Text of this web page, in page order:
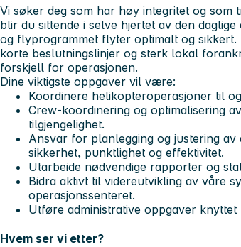
Vi søker deg som har høy integritet og
blir du sittende i selve hjertet av den
og flyprogrammet flyter optimalt og
korte beslutningslinjer og sterk lokal
forskjell for operasjonen.
Dine viktigste oppgaver vil være:
Koordinere helikopteroperasjoner til
Crew-koordinering og optimalisering
tilgjengelighet.
Ansvar for planlegging og justering
sikkerhet, punktlighet og effektivitet.
Utarbeide nødvendige rapporter og
Bidra aktivt til videreutvikling av våre
operasjonssenteret.
Utføre administrative oppgaver
Hvem ser vi etter?